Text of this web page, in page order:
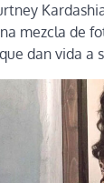
mezcla de
dan vida a